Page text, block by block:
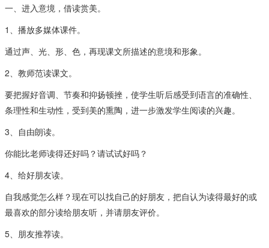
一、进入意境，借读赏美。
1、播放多媒体课件。
通过声、光、形、色，再现课文所描述的意境和形象。
2、教师范读课文。
要把握好音调、节奏和抑扬顿挫，使学生听后感受到语言的准确性、
条理性和生动性，受到美的熏陶，进一步激发学生阅读的兴趣。
3、自由朗读。
你能比老师读得还好吗？请试试好吗？
4、给好朋友读。
自我感觉怎么样？现在可以找自己的好朋友，把自认为读得最好的或
最喜欢的部分读给朋友听，并请朋友评价。
5、朋友推荐读。